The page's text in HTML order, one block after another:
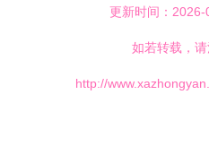
更新时间：
如若转载，请
http://